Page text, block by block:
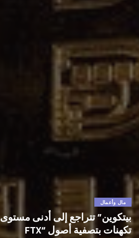
مال وأعمال
تكهنات بتصفية أصول “FTX